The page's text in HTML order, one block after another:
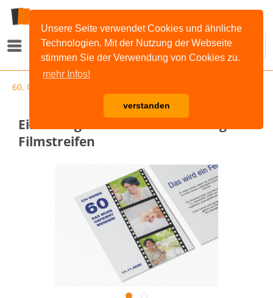
Unsere Seite verwendet Cookies und ähnliche
Technologien. Mit der Nutzung der Webseite
stimmen Sie der Verwendung von Cookies zu.
mehr Infos!
verstanden
Menü
60. Geburtstag
Einladungskarten 60. Geburtstag
Filmstreifen